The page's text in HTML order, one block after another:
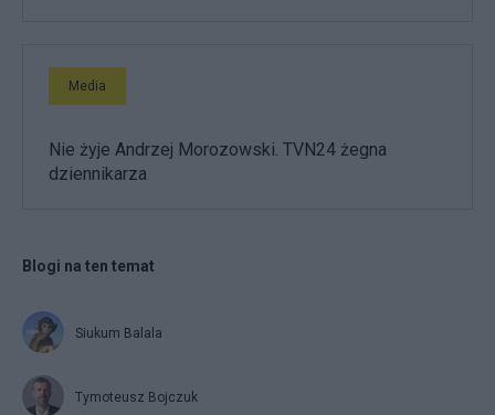
Media
Nie żyje Andrzej Morozowski. TVN24 żegna
dziennikarza
Blogi na ten temat
Siukum Balala
Tymoteusz Bojczuk